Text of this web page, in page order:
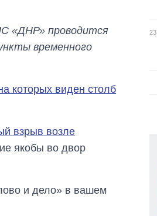
«ДНР» проводится
временного
которых виден столб
взрыв возле
якобы во двор
и дело» в вашем
холодную воду в